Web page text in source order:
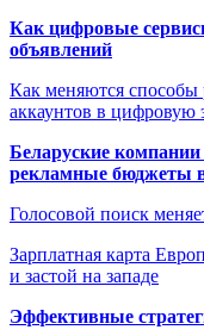
Как цифровые
объявлений
Как меняются способы
аккаунтов в цифровую
Беларуские компании
рекламные бюджеты
Голосовой поиск
Зарплатная карта
и застой на западе
Эффективные